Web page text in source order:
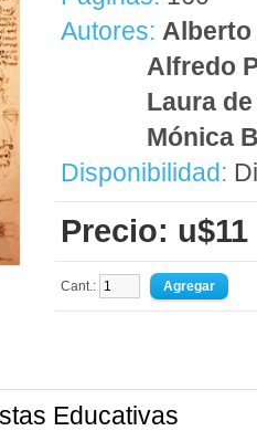
Autores: Alberto
Alfredo
Laura
Mónica
Disponibilidad:
Precio: u$11
Cant.:
Educativas